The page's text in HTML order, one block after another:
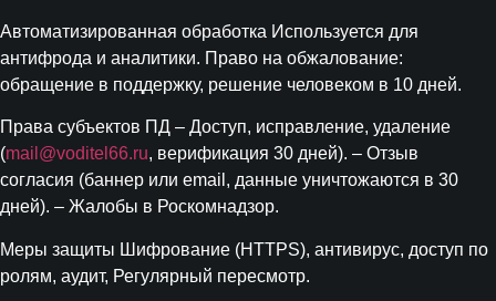
Автоматизированная обработка Используется для
антифрода и аналитики. Право на обжалование:
обращение в поддержку, решение человеком в 10 дней.
Права субъектов ПД – Доступ, исправление, удаление
(mail@voditel66.ru, верификация 30 дней). – Отзыв
согласия (баннер или email, данные уничтожаются в 30
дней). – Жалобы в Роскомнадзор.
Меры защиты Шифрование (HTTPS), антивирус, доступ по
ролям, аудит, Регулярный пересмотр.